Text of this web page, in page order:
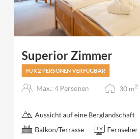
Superior Zimmer
FÜR 2 PERSONEN VERFÜGBAR
Max.: 4 Personen 30 m2
Aussicht auf eine Berglandschaft
Balkon/Terrasse
Fernseher